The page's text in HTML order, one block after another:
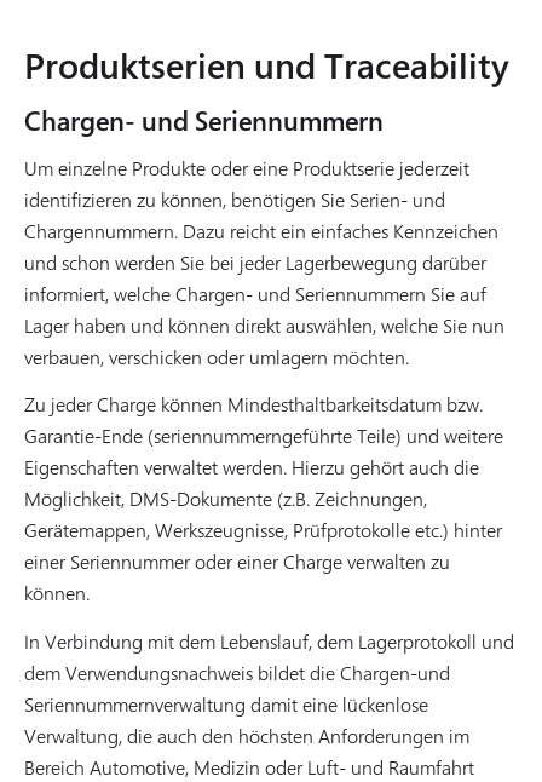
Produktserien und Traceability
Chargen- und Seriennummern
Um einzelne Produkte oder eine Produktserie jederzeit
identifizieren zu können, benötigen Sie Serien- und
Chargennummern. Dazu reicht ein einfaches Kennzeichen
und schon werden Sie bei jeder Lagerbewegung darüber
informiert, welche Chargen- und Seriennummern Sie auf
Lager haben und können direkt auswählen, welche Sie nun
verbauen, verschicken oder umlagern möchten.
Zu jeder Charge können Mindesthaltbarkeitsdatum bzw.
Garantie-Ende (seriennummerngeführte Teile) und weitere
Eigenschaften verwaltet werden. Hierzu gehört auch die
Möglichkeit, DMS-Dokumente (z.B. Zeichnungen,
Gerätemappen, Werkszeugnisse, Prüfprotokolle etc.) hinter
einer Seriennummer oder einer Charge verwalten zu
können.
In Verbindung mit dem Lebenslauf, dem Lagerprotokoll und
dem Verwendungsnachweis bildet die Chargen-und
Seriennummernverwaltung damit eine lückenlose
Verwaltung, die auch den höchsten Anforderungen im
Bereich Automotive, Medizin oder Luft- und Raumfahrt